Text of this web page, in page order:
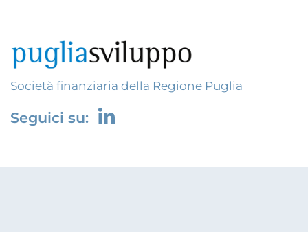
Società finanziaria della Regione Puglia
Seguici su: